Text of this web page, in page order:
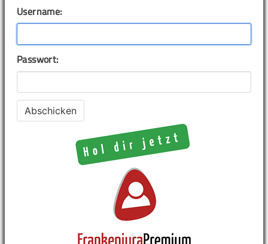
Username:
Passwort: